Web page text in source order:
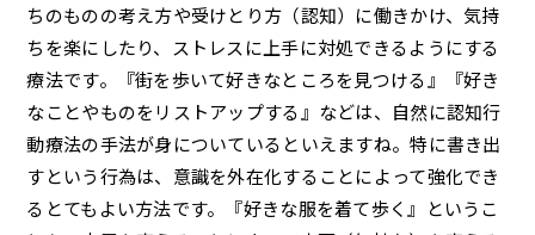
ちのものの考え方や受けとり方（認知）に働きかけ、気持
ちを楽にしたり、ストレスに上手に対処できるようにする
療法です。『街を歩いて好きなところを見つける』『好き
なことやものをリストアップする』などは、自然に認知行
動療法の手法が身についているといえますね。特に書き出
すという行為は、意識を外在化することによって強化でき
るとてもよい方法です。『好きな服を着て歩く』というこ